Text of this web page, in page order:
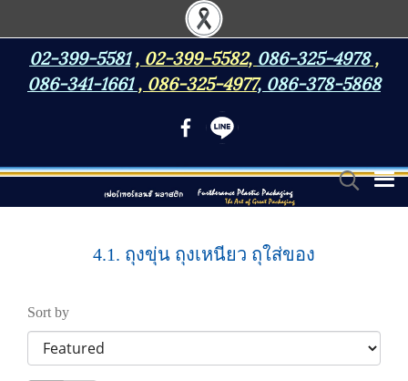
02-399-5581 , 02-399-5582, 086-325-4978,
086-341-1661 , 086-325-4977, 086-378-5868
4.1. ถุงขุ่น ถุงเหนียว ถุใส่ของ
Sort by